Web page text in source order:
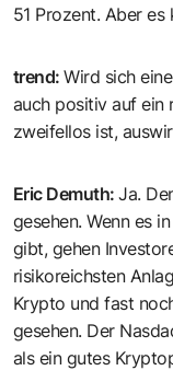
51 Prozent. Aber
trend:Wird sich
auch positiv auf ein
zweifellos ist,
Eric Demuth:Ja.
gesehen. Wenn es
gibt, gehen
risikoreichsten
Krypto und fast
gesehen. Der
als ein gutes